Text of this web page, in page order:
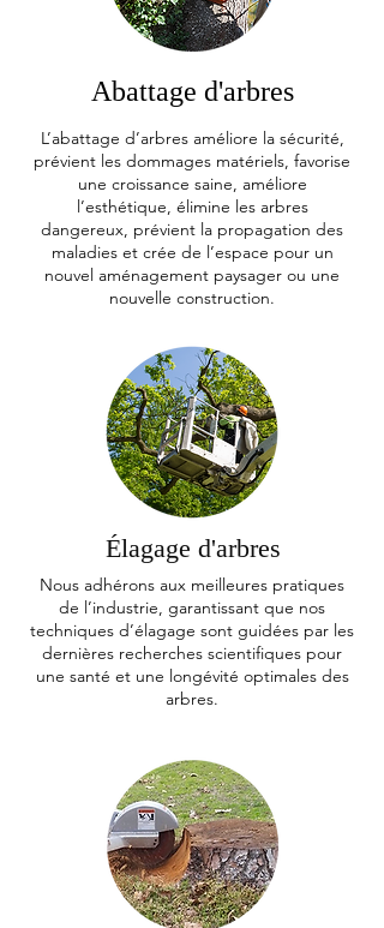
Abattage d'arbres
L’abattage d’arbres améliore la sécurité,
prévient les dommages matériels, favorise
une croissance saine, améliore
l’esthétique, élimine les arbres
dangereux, prévient la propagation des
maladies et crée de l’espace pour un
nouvel aménagement paysager ou une
nouvelle construction.
Élagage d'arbres
Nous adhérons aux meilleures pratiques
de l’industrie, garantissant que nos
techniques d’élagage sont guidées par les
dernières recherches scientifiques pour
une santé et une longévité optimales des
arbres.